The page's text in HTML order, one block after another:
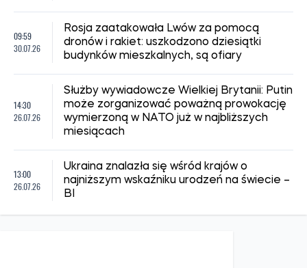
09:59
30.07.26
Rosja zaatakowała Lwów za pomocą
dronów i rakiet: uszkodzono dziesiątki
budynków mieszkalnych, są ofiary
14:30
26.07.26
Służby wywiadowcze Wielkiej Brytanii: Putin
może zorganizować poważną prowokację
wymierzoną w NATO już w najbliższych
miesiącach
13:00
26.07.26
Ukraina znalazła się wśród krajów o
najniższym wskaźniku urodzeń na świecie –
BI